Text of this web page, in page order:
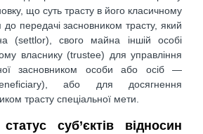
що суть трасту в його класичному
до передачі засновником трасту, який
(settlor), свого майна іншій особі
власнику (trustee) для управління
засновником особи або осіб —
або для досягнення
трасту спеціальної мети.
суб’єктів відносин